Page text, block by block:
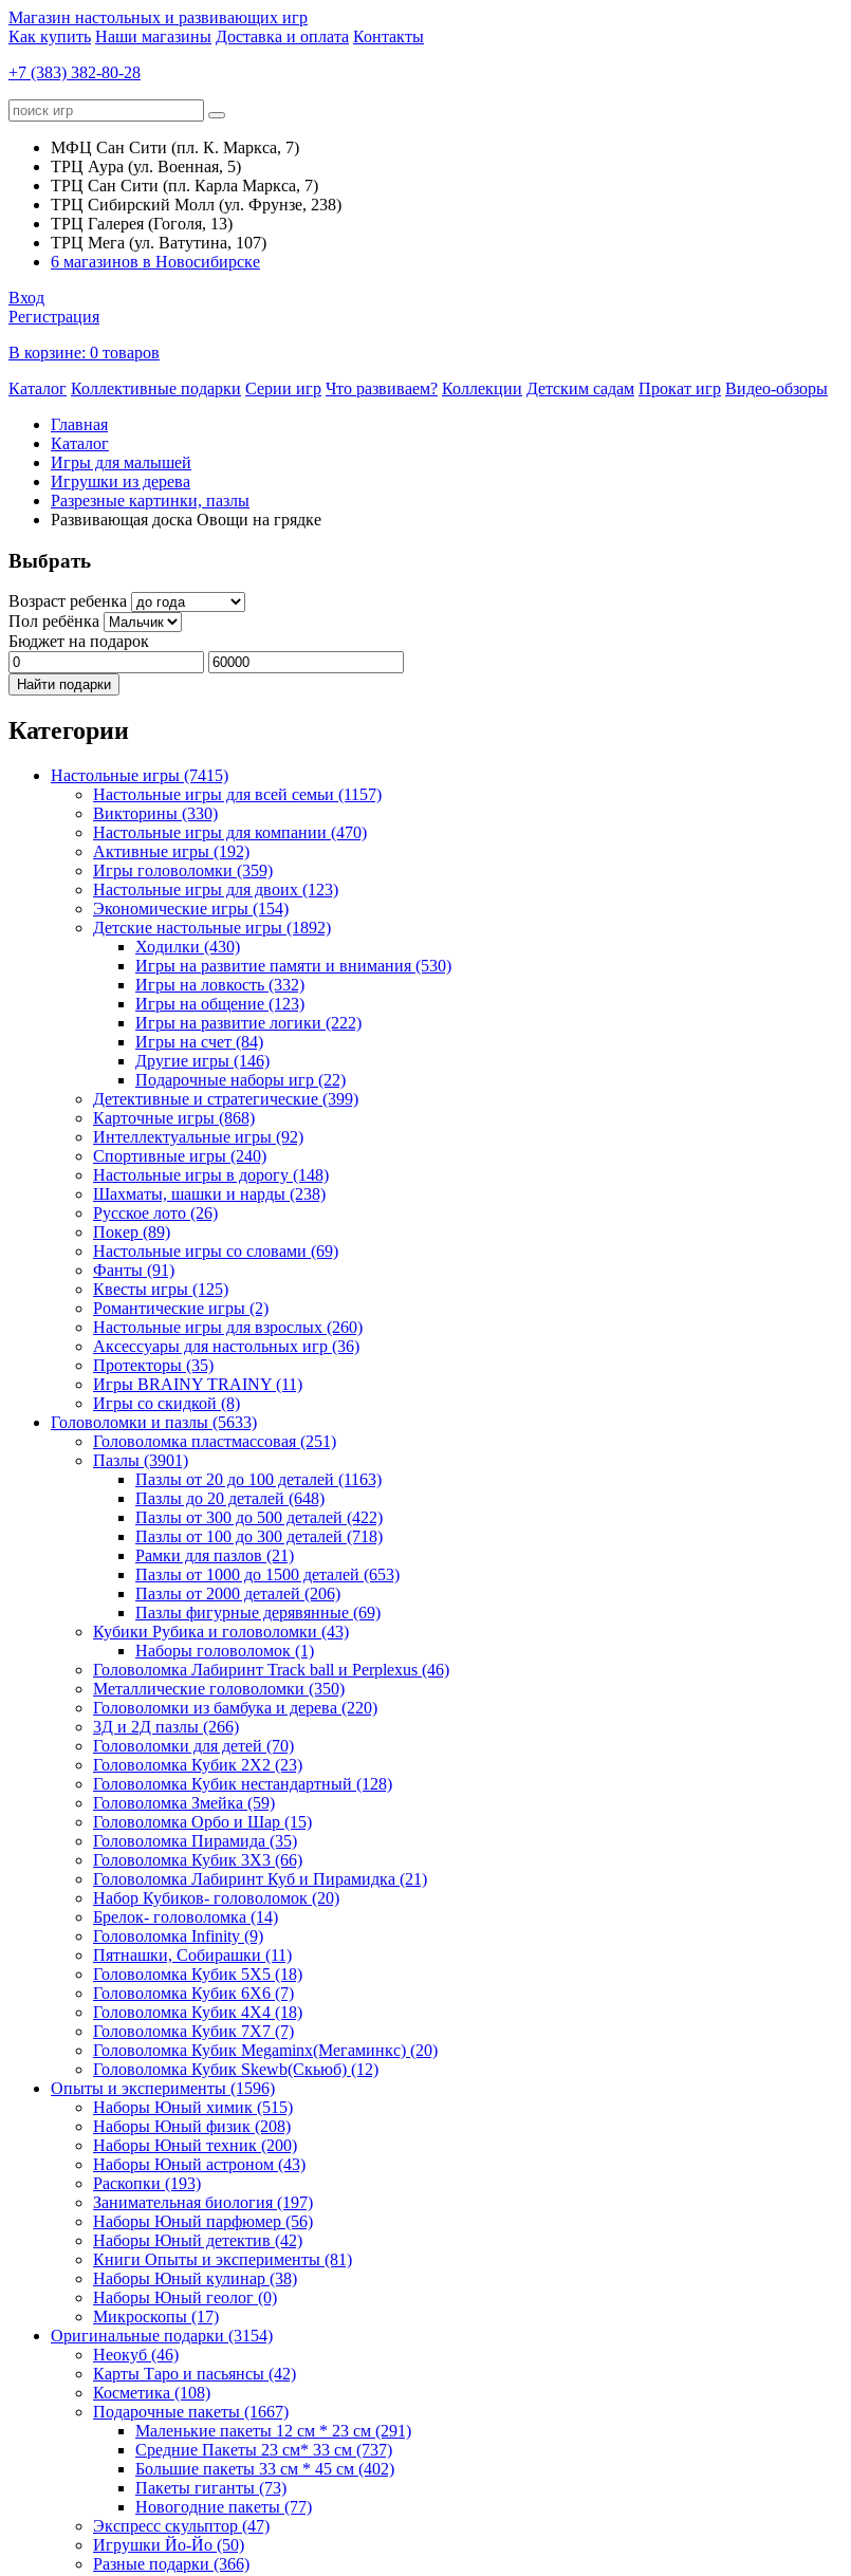
Магазин настольных и развивающих игр
Как купить Наши магазины Доставка и оплата Контакты
+7 (383) 382-80-28
МФЦ Сан Сити (пл. К. Маркса, 7)
ТРЦ Аура (ул. Военная, 5)
ТРЦ Сан Сити (пл. Карла Маркса, 7)
ТРЦ Сибирский Молл (ул. Фрунзе, 238)
ТРЦ Галерея (Гоголя, 13)
ТРЦ Мега (ул. Ватутина, 107)
6 магазинов в Новосибирске
Вход
Регистрация
В корзине: 0 товаров
Каталог Коллективные подарки Серии игр Что развиваем? Коллекции Детским садам Прокат игр Видео-обзоры
Главная
Каталог
Игры для малышей
Игрушки из дерева
Разрезные картинки, пазлы
Развивающая доска Овощи на грядке
Выбрать
Возраст ребенка
Пол ребёнка
Бюджет на подарок
Найти подарки
Категории
Настольные игры (7415)
Настольные игры для всей семьи (1157)
Викторины (330)
Настольные игры для компании (470)
Активные игры (192)
Игры головоломки (359)
Настольные игры для двоих (123)
Экономические игры (154)
Детские настольные игры (1892)
Ходилки (430)
Игры на развитие памяти и внимания (530)
Игры на ловкость (332)
Игры на общение (123)
Игры на развитие логики (222)
Игры на счет (84)
Другие игры (146)
Подарочные наборы игр (22)
Детективные и стратегические (399)
Карточные игры (868)
Интеллектуальные игры (92)
Спортивные игры (240)
Настольные игры в дорогу (148)
Шахматы, шашки и нарды (238)
Русское лото (26)
Покер (89)
Настольные игры со словами (69)
Фанты (91)
Квесты игры (125)
Романтические игры (2)
Настольные игры для взрослых (260)
Аксессуары для настольных игр (36)
Протекторы (35)
Игры BRAINY TRAINY (11)
Игры со скидкой (8)
Головоломки и пазлы (5633)
Головоломка пластмассовая (251)
Пазлы (3901)
Пазлы от 20 до 100 деталей (1163)
Пазлы до 20 деталей (648)
Пазлы от 300 до 500 деталей (422)
Пазлы от 100 до 300 деталей (718)
Рамки для пазлов (21)
Пазлы от 1000 до 1500 деталей (653)
Пазлы от 2000 деталей (206)
Пазлы фигурные дерявянные (69)
Кубики Рубика и головоломки (43)
Наборы головоломок (1)
Головоломка Лабиринт Track ball и Perplexus (46)
Металлические головоломки (350)
Головоломки из бамбука и дерева (220)
3Д и 2Д пазлы (266)
Головоломки для детей (70)
Головоломка Кубик 2Х2 (23)
Головоломка Кубик нестандартный (128)
Головоломка Змейка (59)
Головоломка Орбо и Шар (15)
Головоломка Пирамида (35)
Головоломка Кубик 3Х3 (66)
Головоломка Лабиринт Куб и Пирамидка (21)
Набор Кубиков- головоломок (20)
Брелок- головоломка (14)
Головоломка Infinity (9)
Пятнашки, Собирашки (11)
Головоломка Кубик 5Х5 (18)
Головоломка Кубик 6Х6 (7)
Головоломка Кубик 4Х4 (18)
Головоломка Кубик 7Х7 (7)
Головоломка Кубик Megaminx(Мегаминкс) (20)
Головоломка Кубик Skewb(Скьюб) (12)
Опыты и эксперименты (1596)
Наборы Юный химик (515)
Наборы Юный физик (208)
Наборы Юный техник (200)
Наборы Юный астроном (43)
Раскопки (193)
Занимательная биология (197)
Наборы Юный парфюмер (56)
Наборы Юный детектив (42)
Книги Опыты и эксперименты (81)
Наборы Юный кулинар (38)
Наборы Юный геолог (0)
Микроскопы (17)
Оригинальные подарки (3154)
Неокуб (46)
Карты Таро и пасьянсы (42)
Косметика (108)
Подарочные пакеты (1667)
Маленькие пакеты 12 см * 23 см (291)
Средние Пакеты 23 см* 33 см (737)
Большие пакеты 33 см * 45 см (402)
Пакеты гиганты (73)
Новогодние пакеты (77)
Экспресс скульптор (47)
Игрушки Йо-Йо (50)
Разные подарки (366)